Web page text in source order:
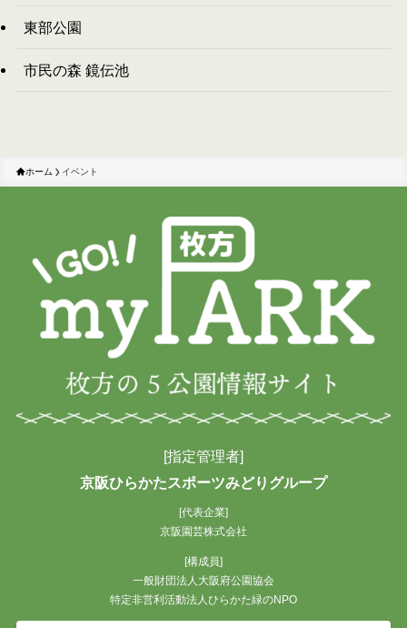
東部公園
市民の森 鏡伝池
ホーム イベント
[指定管理者]
京阪ひらかたスポーツみどりグループ
[代表企業]
京阪園芸株式会社
[構成員]
一般財団法人大阪府公園協会
特定非営利活動法人ひらかた緑のNPO